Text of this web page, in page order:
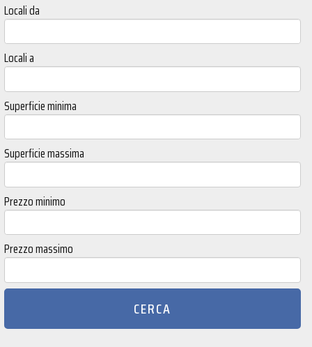
Locali da
Locali a
Superficie minima
Superficie massima
Prezzo minimo
Prezzo massimo